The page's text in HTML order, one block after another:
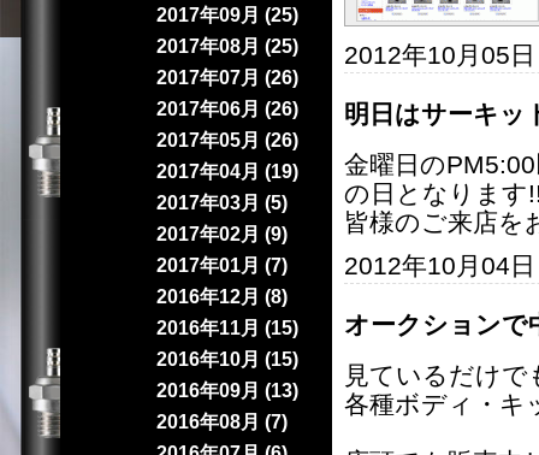
2012年10月05
明日はサーキッ
金曜日の
の日となります
皆様のご来店を
2012年10月04
オークションで
見ているだけで
各種ボディ・キ
2017年09月 (25)
2017年08月 (25)
2017年07月 (26)
2017年06月 (26)
2017年05月 (26)
2017年04月 (19)
2017年03月 (5)
2017年02月 (9)
2017年01月 (7)
2016年12月 (8)
2016年11月 (15)
2016年10月 (15)
2016年09月 (13)
2016年08月 (7)